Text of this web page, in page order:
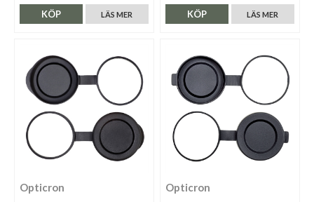
LÄS MER
KÖP LÄS MER
KÖP
Opticron Opticron